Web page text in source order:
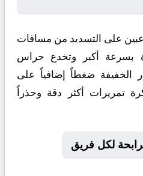
على التسديد من مسافات
بسرعة أكبر وتخدع حراس
الخفيفة ضغطاً إضافياً على
تمريرات أكثر دقة وحذراً
لكل فريق